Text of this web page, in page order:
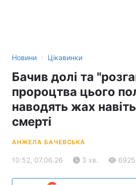
Новини › Цікавинки
Бачив долі та
пророцтва цього
наводять жах
смерті
АНЖЕЛА БАЧЕВСЬКА
10:52, 07.06.26 3 хв. 6925